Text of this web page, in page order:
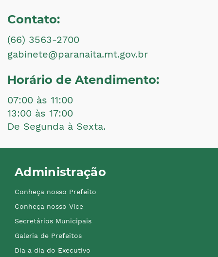
Contato:
(66) 3563-2700
gabinete@paranaita.mt.gov.br
Horário de Atendimento:
07:00 às 11:00
13:00 às 17:00
De Segunda à Sexta.
Administração
Conheça nosso Prefeito
Conheça nosso Vice
Secretários Municipais
Galeria de Prefeitos
Dia a dia do Executivo